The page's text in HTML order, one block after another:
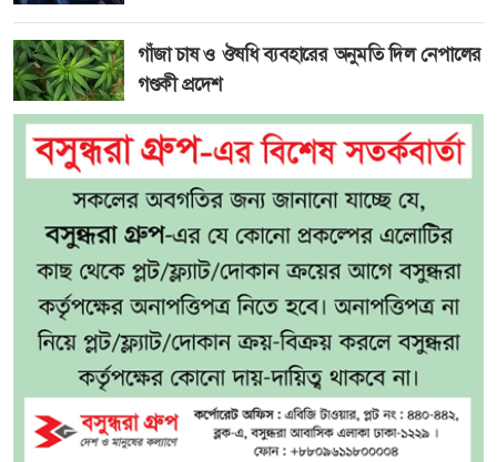
গাঁজা চাষ ও ঔষধি ব্যবহারের অনুমতি দিল নেপালের
গণ্ডকী প্রদেশ